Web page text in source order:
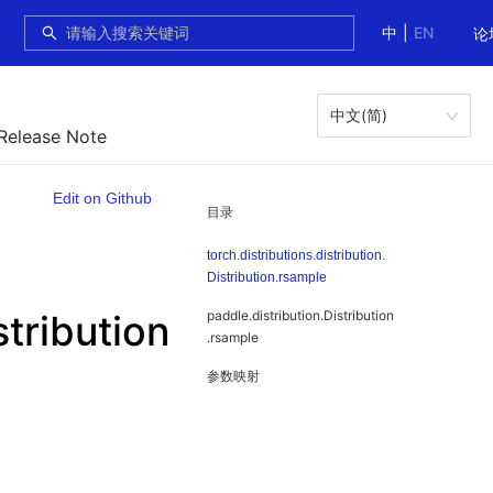
中 EN 论
Note
中文(简)
目录
torch.distributions.distribution.
Distribution.rsample
paddle.distribution.Distribution
.rsample
参数映射
Edit on Github